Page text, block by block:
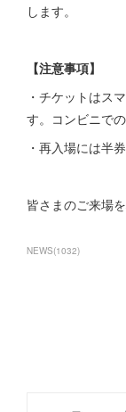
します。
【注意事項】
・チケットはス
す。コンビニで
・再入場には半
皆さまのご来場
NEWS(1032)